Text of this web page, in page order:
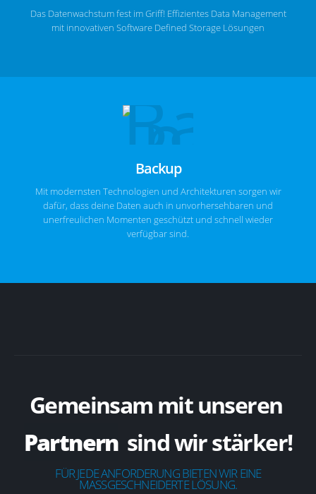
Das Datenwachstum fest im Griff! Effizientes Data Management
mit innovativen Software Defined Storage Lösungen
Backup
Mit modernsten Technologien und Architekturen sorgen wir
dafür, dass deine Daten auch in unvorhersehbaren und
unerfreulichen Momenten geschützt und schnell wieder
verfügbar sind.
Gemeinsam mit unseren
Partnern sind wir stärker!
FÜR JEDE ANFORDERUNG BIETEN WIR EINE
MASSGESCHNEIDERTE LÖSUNG.